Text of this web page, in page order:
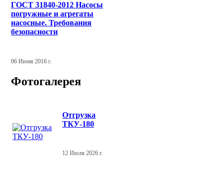
ГОСТ 31840-2012 Насосы
погружные и агрегаты
насосные. Требования
безопасности
06 Июня 2016 г.
Фотогалерея
Отгрузка
ТКУ-180
12 Июля 2026 г.